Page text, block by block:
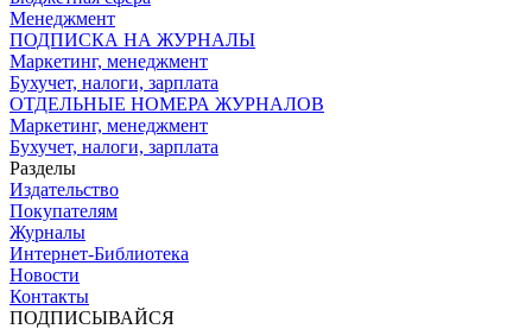
Менеджмент
ПОДПИСКА НА ЖУРНАЛЫ
Маркетинг, менеджмент
Бухучет, налоги, зарплата
ОТДЕЛЬНЫЕ НОМЕРА ЖУРНАЛОВ
Маркетинг, менеджмент
Бухучет, налоги, зарплата
Разделы
Издательство
Покупателям
Журналы
Интернет-Библиотека
Новости
Контакты
ПОДПИСЫВАЙСЯ